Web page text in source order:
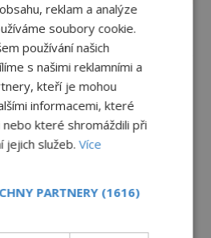
události roku 2023: Jsou
v obležení UFO?
4.7.2026 3.4TIS
reklam a analýze
soubory cookie.
používání našich
s našimi reklamními a
kteří je mohou
informacemi, které
které shromáždili při
jejich služeb.Více
PARTNERY (1616)